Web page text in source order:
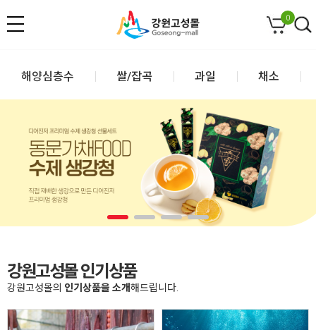
0
해양심층수 쌀/잡곡 과일 채소
강원고성몰 인기상품
강원고성몰의 인기상품을 소개해드립니다.